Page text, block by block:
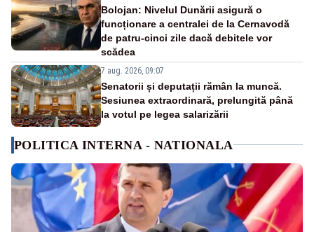
Bolojan: Nivelul Dunării asigură o
funcționare a centralei de la Cernavodă
de patru-cinci zile dacă debitele vor
scădea
7 aug. 2026, 09:07
Senatorii și deputații rămân la muncă.
Sesiunea extraordinară, prelungită până
la votul pe legea salarizării
POLITICA INTERNA - NATIONALA